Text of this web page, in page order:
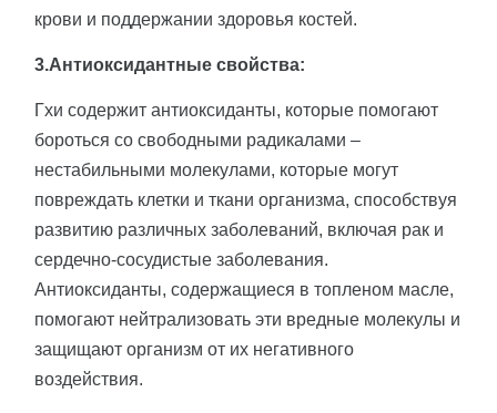
крови и поддержании здоровья костей.
3.Антиоксидантные свойства:
Гхи содержит антиоксиданты, которые помогают
бороться со свободными радикалами –
нестабильными молекулами, которые могут
повреждать клетки и ткани организма, способствуя
развитию различных заболеваний, включая рак и
сердечно-сосудистые заболевания.
Антиоксиданты, содержащиеся в топленом масле,
помогают нейтрализовать эти вредные молекулы и
защищают организм от их негативного
воздействия.